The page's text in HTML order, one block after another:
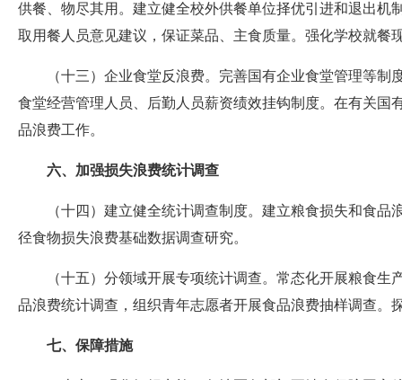
供餐、物尽其用。建立健全校外供餐单位择优引进和退出
取用餐人员意见建议，保证菜品、主食质量。强化学校就
（十三）企业食堂反浪费。完善国有企业食堂管理等
食堂经营管理人员、后勤人员薪资绩效挂钩制度。在有关
品浪费工作。
六、加强损失浪费统计调查
（十四）建立健全统计调查制度。建立粮食损失和食
径食物损失浪费基础数据调查研究。
（十五）分领域开展专项统计调查。常态化开展粮食
品浪费统计调查，组织青年志愿者开展食品浪费抽样调查
七、保障措施